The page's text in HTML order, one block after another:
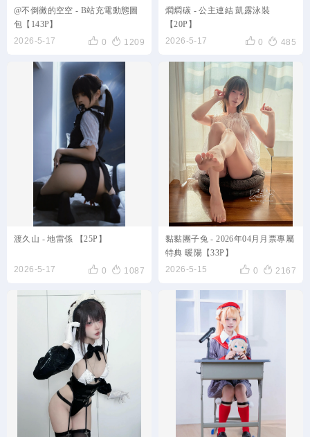
@不倒黴的空空 - B站充電動態圖
包【143P】
2026-5-17
 0  1209
燜燜碳 - 公主連結 凱露泳裝
【20P】
2026-5-17
 0  485
渡久山 - 地雷係 【25P】
2026-5-17  0  1087
黏黏團子兔 - 2026年04月月票專屬
特典 暖陽【33P】
2026-5-15
 0  2167